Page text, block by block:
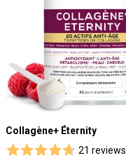
Collagène+ Éternity
21 reviews